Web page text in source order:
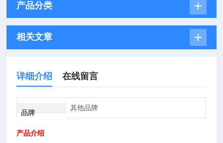
产品分类
相关文章
详细介绍 在线留言
品牌
其他品牌
产品介绍